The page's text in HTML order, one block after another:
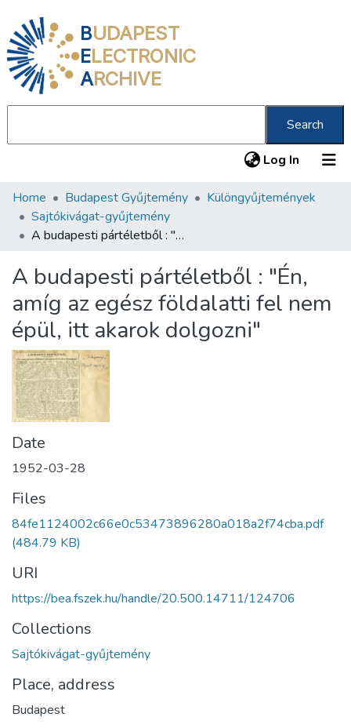
BUDAPEST
ELECTRONIC
ARCHIVE
Search
Log In (current)
Communities & Collections
All of DSpace
About us
Home Budapest Gyűjtemény
Különgyűjtemények
Sajtókivágat-gyűjtemény
A budapesti pártéletből : "Én, amíg az egész földalatti fel nem épül, itt akarok dolgozni"
A budapesti pártéletből : "Én,
amíg az egész földalatti fel nem
épül, itt akarok dolgozni"
Date
1952-03-28
Files
84fe1124002c66e0c53473896280a018a2f74cba.pdf
(484.79 KB)
URI
https://bea.fszek.hu/handle/20.500.14711/124706
Collections
Sajtókivágat-gyűjtemény
Place, address
Budapest